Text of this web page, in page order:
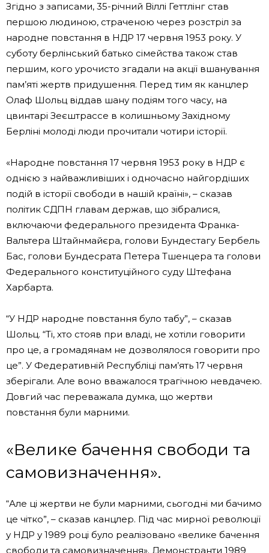
Згідно з записами, 35-річний Віллі Геттлінг став
першою людиною, страченою через розстріл за
народне повстання в НДР 17 червня 1953 року. У
суботу берлінський батько сімейства також став
першим, кого урочисто згадали на акції вшанування
пам’яті жертв придушення. Перед тим як канцлер
Олаф Шольц віддав шану подіям того часу, на
цвинтарі Зеєштрассе в колишньому Західному
Берліні молоді люди прочитали чотири історії.
«Народне повстання 17 червня 1953 року в НДР є
однією з найважливіших і одночасно найгордіших
подій в історії свободи в нашій країні», – сказав
політик СДПН главам держав, що зібралися,
включаючи федерального президента Франка-
Вальтера Штайнмайєра, голови Бундестагу Бербель
Бас, голови Бундесрата Петера Тшенцера та голови
Федерального конституційного суду Штефана
Харбарта.
“У НДР народне повстання було табу”, – сказав
Шольц. “Ті, хто стояв при владі, не хотіли говорити
про це, а громадянам не дозволялося говорити про
це”. У Федеративній Республіці пам’ять 17 червня
зберігали. Але воно вважалося трагічною невдачею.
Довгий час переважала думка, що жертви
повстання були марними.
«Велике бачення свободи та
самовизначення».
“Але ці жертви не були марними, сьогодні ми бачимо
це чітко”, – сказав канцлер. Під час мирної революції
у НДР у 1989 році було реалізовано «велике бачення
свободи та самовизначення». Демонстранти 1989